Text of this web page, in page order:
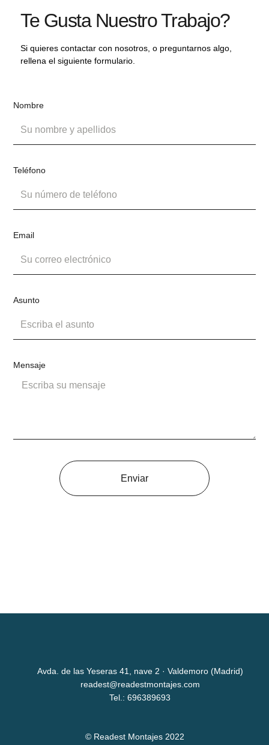
Te Gusta Nuestro Trabajo?
Si quieres contactar con nosotros, o preguntarnos algo,
rellena el siguiente formulario.
Nombre
Teléfono
Email
Asunto
Mensaje
Enviar
Avda. de las Yeseras 41, nave 2 · Valdemoro (Madrid)
readest@readestmontajes.com
Tel.: 696389693
© Readest Montajes 2022